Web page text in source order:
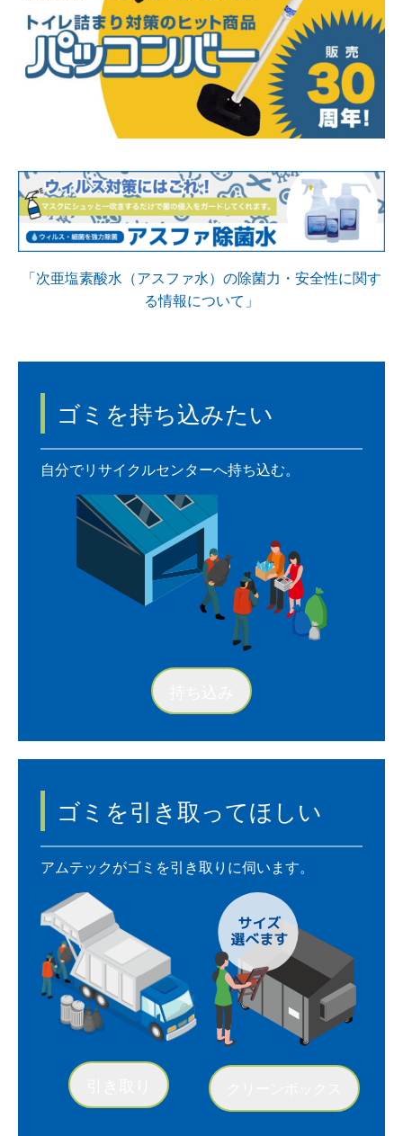
「次亜塩素酸水（アスファ水）の除菌力・安全性に関す
る情報について」
ゴミを持ち込みたい
自分でリサイクルセンターへ持ち込む。
ゴミを引き取ってほしい
アムテックがゴミを引き取りに伺います。